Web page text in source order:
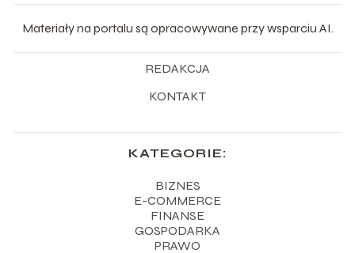
Materiały na portalu są opracowywane przy wsparciu AI.
REDAKCJA
KONTAKT
KATEGORIE:
BIZNES
E-COMMERCE
FINANSE
GOSPODARKA
PRAWO